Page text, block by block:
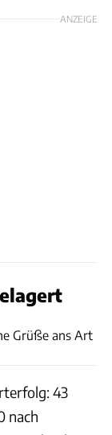
ANZEIGE
bilwebauctions.se
Grüße ans Art
43
nach